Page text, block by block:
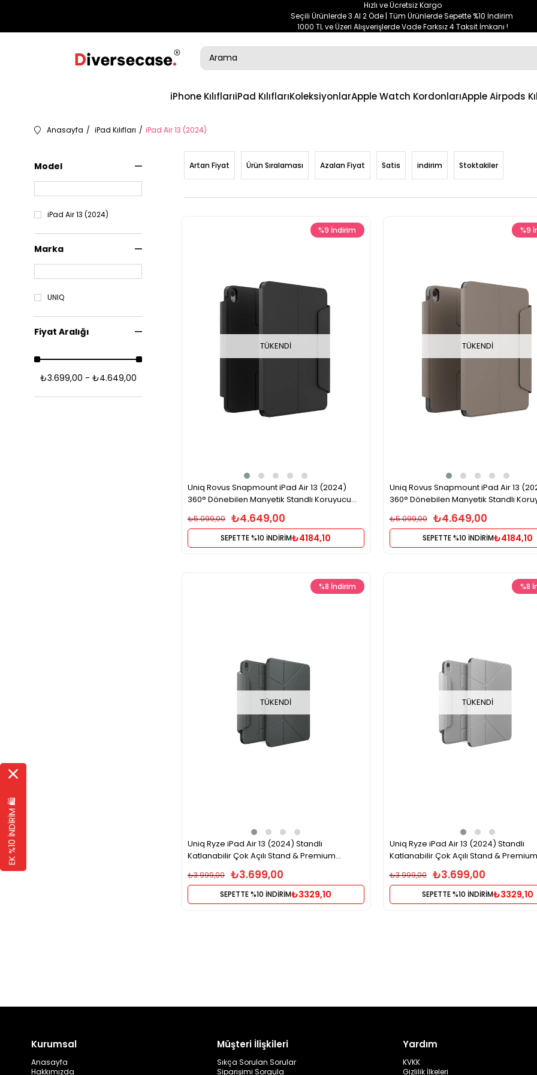
Hızlı ve Ücretsiz Kargo
Seçili Ürünlerde 3 Al 2 Öde | Tüm Ürünlerde Sepette %10 İndirim
1000 TL ve Üzeri Alışverişlerde Vade Farksız 4 Taksit İmkanı !
iPhone KılıflarıiPad KılıflarıKoleksiyonlarApple Watch KordonlarıApple Airpods
Anasayfa iPad Kılıfları iPad Air 13 (2024)
Model
iPad Air 13 (2024)
Marka
UNIQ
Fiyat Aralığı
₺3.699,00 - ₺4.649,00
Artan Fiyat Ürün Sıralaması Azalan Fiyat Satis indirim Stoktakiler
TÜKENDI
Uniq Rovus Snapmount iPad Air 13 (2024)
360° Dönebilen Manyetik Standlı Koruyucu
Case Tablet Kılıfı – Siyah
₺4.649,00
₺5.099,00
SEPETTE %10 İNDİRİM₺4184,10
%9 İndirim
TÜKENDI
Uniq Rovus Snapmount iPad Air 13
360° Dönebilen Manyetik Standlı
Case Tablet Kılıfı – Gri
₺4.649,00
₺5.099,00
SEPETTE %10 İNDİRİM₺4184,10
%9
TÜKENDI
Uniq Ryze iPad Air 13 (2024) Standlı
Katlanabilir Çok Açılı Stand & Premium
Koruma Tablet Kılıfı – Yeşil
₺3.699,00
₺3.999,00
SEPETTE %10 İNDİRİM₺3329,10
%8 İndirim
TÜKENDI
Uniq Ryze iPad Air 13 (2024) Standlı
Katlanabilir Çok Açılı Stand & Premium
Koruma Tablet Kılıfı – Gri
₺3.699,00
₺3.999,00
SEPETTE %10 İNDİRİM₺3329,10
%8
Kurumsal
Anasayfa
Hakkımızda
Müşteri İlişkileri
Sıkça Sorulan Sorular
Siparişimi Sorgula
Yardım
KVKK
Gizlilik İlkeleri
EK %10 İNDİRİM 🛍️